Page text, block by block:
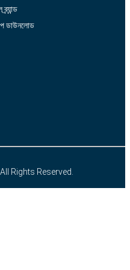
ডাউনলোড
| All Rights Reserved.